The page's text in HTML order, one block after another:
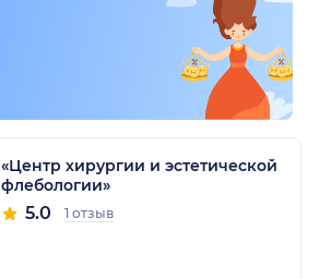
«Центр хирургии и эстетической
флебологии»
5.0 1 отзыв